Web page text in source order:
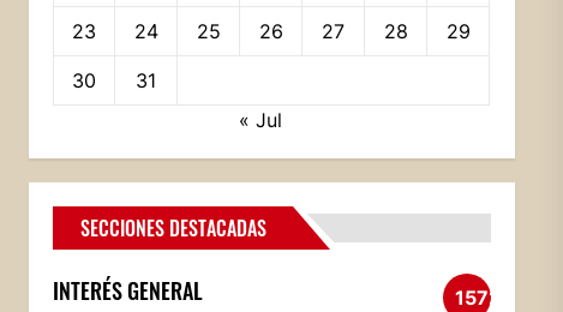
23 24 25 26 27 28 29
30
31
« Jul
SECCIONES DESTACADAS
INTERÉS GENERAL 1572